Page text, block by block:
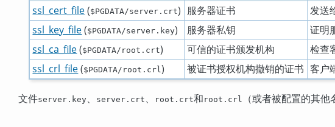
ssl_cert_file($PGDATA/server.crt) 服务器证书
发送
ssl_key_file($PGDATA/server.key) 服务器私钥
证明
ssl_ca_file($PGDATA/root.crt) 可信的证书颁发机构
检查
ssl_crl_file($PGDATA/root.crl ) 被证书授权机构撤销的证书 客户
文件server.key、 server.crt 、 root.crt和 root.crl （或者被配置的其